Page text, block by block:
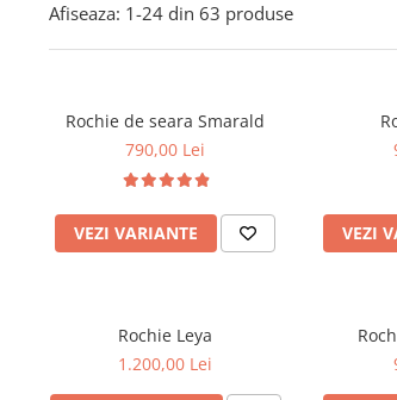
Afiseaza: 1-24 din 63 produse
Rochie de seara Smarald
790,00 Lei
VEZI VARIANTE VEZI
Rochie Leya
1.200,00 Lei